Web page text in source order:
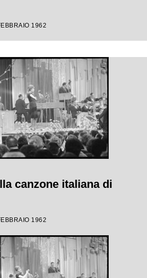
1962
canzone italiana di
1962